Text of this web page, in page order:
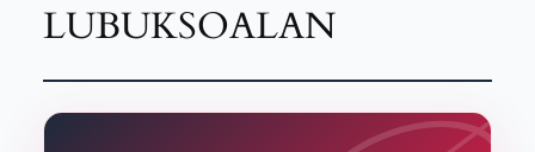
LUBUKSOALAN